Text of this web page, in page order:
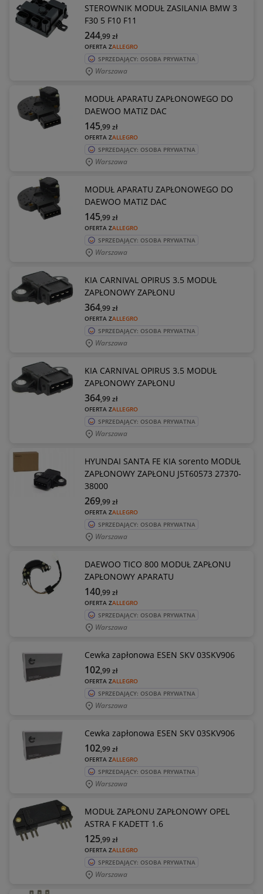
STEROWNIK MODUŁ ZASILANIA BMW 3
F30 5 F10 F11
OFERTA ZALLEGRO
244,99zł
SPRZEDAJĄCY: OSOBA PRYWATNA
Warszawa
MODUŁ APARATU ZAPŁONOWEGO DO
DAEWOO MATIZ DAC
OFERTA ZALLEGRO
145,99zł
SPRZEDAJĄCY: OSOBA PRYWATNA
Warszawa
MODUŁ APARATU ZAPŁONOWEGO DO
DAEWOO MATIZ DAC
OFERTA ZALLEGRO
145,99zł
SPRZEDAJĄCY: OSOBA PRYWATNA
Warszawa
KIA CARNIVAL OPIRUS 3.5 MODUŁ
ZAPŁONOWY ZAPŁONU
OFERTA ZALLEGRO
364,99zł
SPRZEDAJĄCY: OSOBA PRYWATNA
Warszawa
KIA CARNIVAL OPIRUS 3.5 MODUŁ
ZAPŁONOWY ZAPŁONU
OFERTA ZALLEGRO
364,99zł
SPRZEDAJĄCY: OSOBA PRYWATNA
Warszawa
HYUNDAI SANTA FE KIA sorento MODUŁ
ZAPŁONOWY ZAPŁONU J5T60573 27370-
38000
OFERTA ZALLEGRO
269,99zł
SPRZEDAJĄCY: OSOBA PRYWATNA
Warszawa
DAEWOO TICO 800 MODUŁ ZAPŁONU
ZAPŁONOWY APARATU
OFERTA ZALLEGRO
140,99zł
SPRZEDAJĄCY: OSOBA PRYWATNA
Warszawa
Cewka zapłonowa ESEN SKV 03SKV906
OFERTA ZALLEGRO
102,99zł
SPRZEDAJĄCY: OSOBA PRYWATNA
Warszawa
Cewka zapłonowa ESEN SKV 03SKV906
OFERTA ZALLEGRO
102,99zł
SPRZEDAJĄCY: OSOBA PRYWATNA
Warszawa
MODUŁ ZAPŁONU ZAPŁONOWY OPEL
ASTRA F KADETT 1.6
OFERTA ZALLEGRO
125,99zł
SPRZEDAJĄCY: OSOBA PRYWATNA
Warszawa